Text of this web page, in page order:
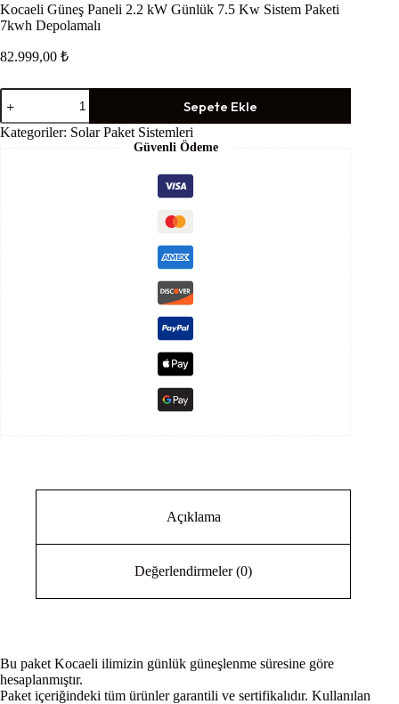
Kocaeli Güneş Paneli 2.2 kW Günlük 7.5 Kw Sistem Paketi
7kwh Depolamalı
82.999,00 ₺
Kocaeli
Güneş
Paneli
2.2
Sepete Ekle
Kategoriler: Solar Paket Sistemleri
Güvenli Ödeme
Açıklama
Değerlendirmeler (0)
Bu paket Kocaeli ilimizin günlük güneşlenme süresine göre
hesaplanmıştır.
Paket içeriğindeki tüm ürünler garantili ve sertifikalıdır. Kullanılan